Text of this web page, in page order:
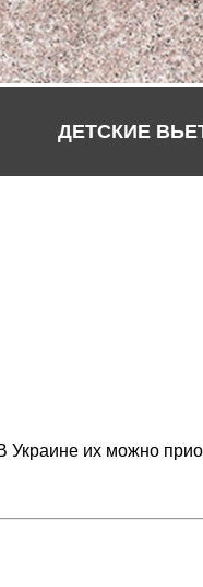
ДЕТСКИЕ
Украине их можно